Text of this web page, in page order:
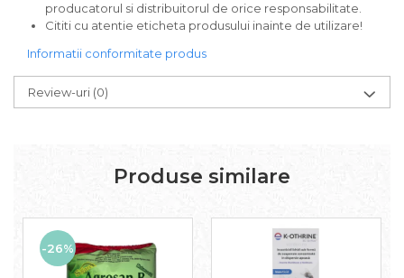
producatorul si distribuitorul de orice responsabilitate.
Cititi cu atentie eticheta produsului inainte de utilizare!
Informatii conformitate produs
Review-uri (0)
Produse similare
-26%